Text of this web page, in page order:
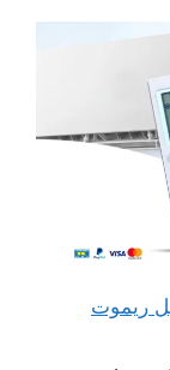
66041166 توصيل ريموت